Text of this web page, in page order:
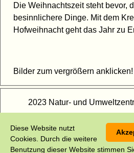
Die Weihnachtszeit steht bevor,
besinnlichere Dinge. Mit dem
Hofweihnacht geht das Jahr zu
Bilder zum vergrößern anklicken!
Diese Website nutzt
Cookies. Durch die weitere
Benutzung dieser Website stimmen
2023 Natur- und
Impressum